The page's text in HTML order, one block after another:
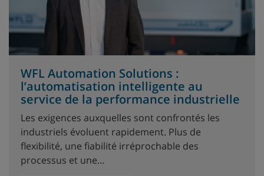
WFL Automation Solutions :
l’automatisation intelligente au
service de la performance industrielle
Les exigences auxquelles sont confrontés les
industriels évoluent rapidement. Plus de
flexibilité, une fiabilité irréprochable des
processus et une…